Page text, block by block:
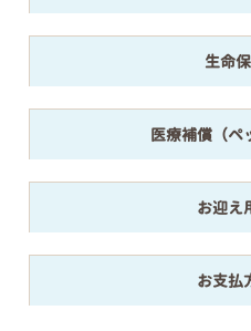
生命
医療補償（ペ
お迎え
お支払